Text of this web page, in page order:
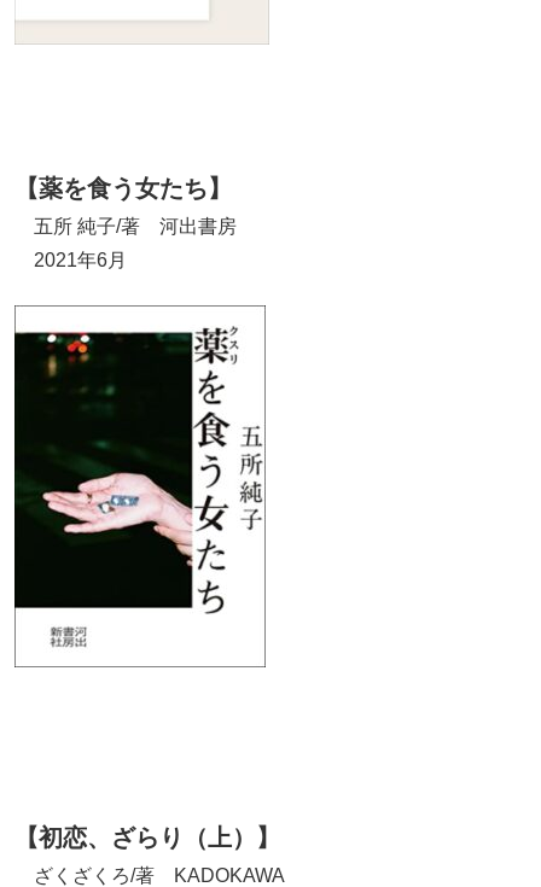
【薬を食う女たち】
五所 純子/著 河出書房
2021年6月
【初恋、ざらり（上）】
ざくざくろ/著 KADOKAWA